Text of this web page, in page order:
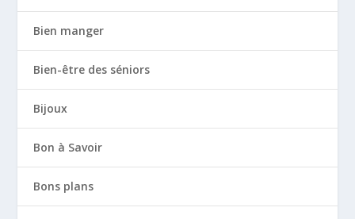
Bien manger
Bien-être des séniors
Bijoux
Bon à Savoir
Bons plans